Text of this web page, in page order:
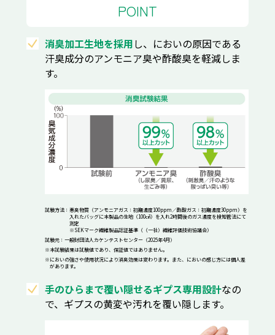
POINT
消臭加工生地を採用し、においの原因である
汗臭成分のアンモニア臭や酢酸臭を軽減しま
す。
試験方法：悪臭物質（アンモニアガス：初期濃度100ppm／酢酸ガス：初期濃度30ppm）を
入れたバッグに本製品の生地（100㎠）を入れ2時間後のガス濃度を検知管法にて
測定
※SEKマーク繊維製品認証基準（（一社）繊維評価技術協議会）
試験元：一般財団法人カケンテストセンター（2025年4月）
※本試験結果は試験値であり、保証値ではありません。
※においの強さや使用状況により消臭効果は変わります。また、においの感じ方には個人差
があります。
手のひらまで覆い隠せるギプス専用設計なの
で、ギプスの黄変や汚れを覆い隠します。